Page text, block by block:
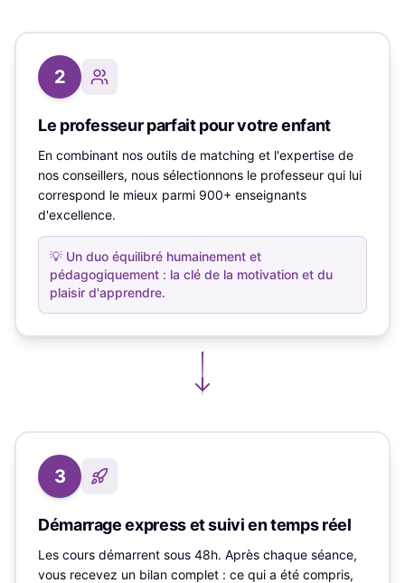
2
Le professeur parfait pour votre enfant
En combinant nos outils de matching et l'expertise de
nos conseillers, nous sélectionnons le professeur qui lui
correspond le mieux parmi 900+ enseignants
d'excellence.
💡 Un duo équilibré humainement et
pédagogiquement : la clé de la motivation et du
plaisir d'apprendre.
3
Démarrage express et suivi en temps réel
Les cours démarrent sous 48h. Après chaque séance,
vous recevez un bilan complet : ce qui a été compris,